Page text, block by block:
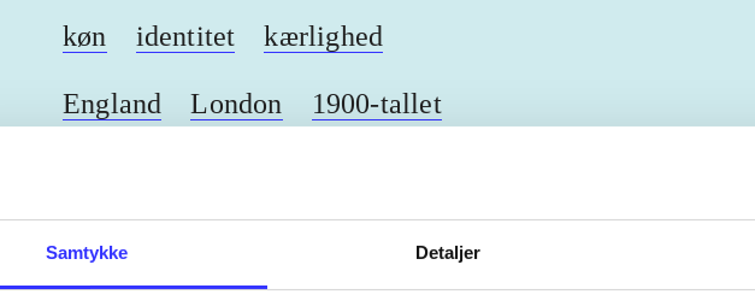
Samtykke Detaljer
køn identitet kærlighed
England London 1900-tallet
heste hestesygdomme